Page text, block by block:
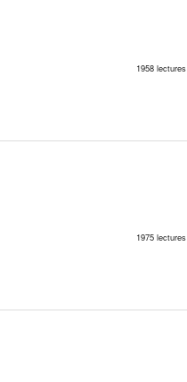
1958 lectures
1975 lectures